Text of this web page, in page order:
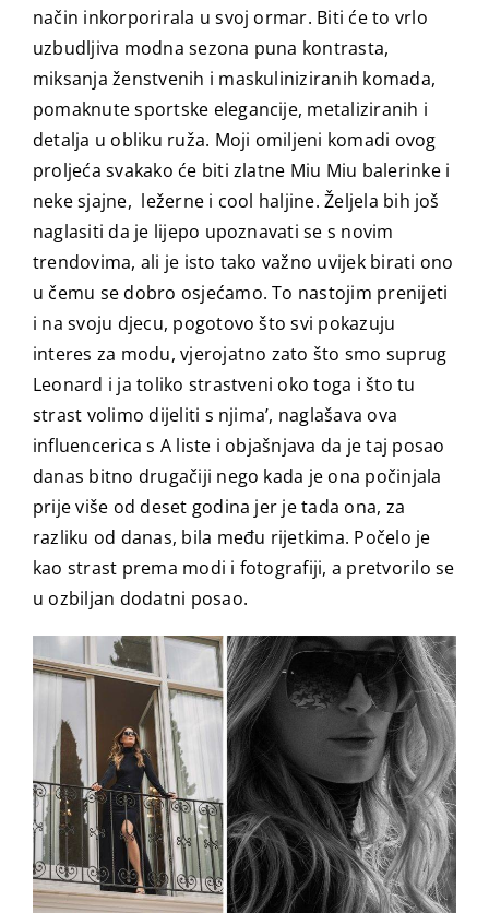
način inkorporirala u svoj ormar. Biti će to vrlo
uzbudljiva modna sezona puna kontrasta,
miksanja ženstvenih i maskuliniziranih komada,
pomaknute sportske elegancije, metaliziranih i
detalja u obliku ruža. Moji omiljeni komadi ovog
proljeća svakako će biti zlatne Miu Miu balerinke i
neke sjajne, ležerne i cool haljine. Željela bih još
naglasiti da je lijepo upoznavati se s novim
trendovima, ali je isto tako važno uvijek birati ono
u čemu se dobro osjećamo. To nastojim prenijeti
i na svoju djecu, pogotovo što svi pokazuju
interes za modu, vjerojatno zato što smo suprug
Leonard i ja toliko strastveni oko toga i što tu
strast volimo dijeliti s njima’, naglašava ova
influencerica s A liste i objašnjava da je taj posao
danas bitno drugačiji nego kada je ona počinjala
prije više od deset godina jer je tada ona, za
razliku od danas, bila među rijetkima. Počelo je
kao strast prema modi i fotografiji, a pretvorilo se
u ozbiljan dodatni posao.